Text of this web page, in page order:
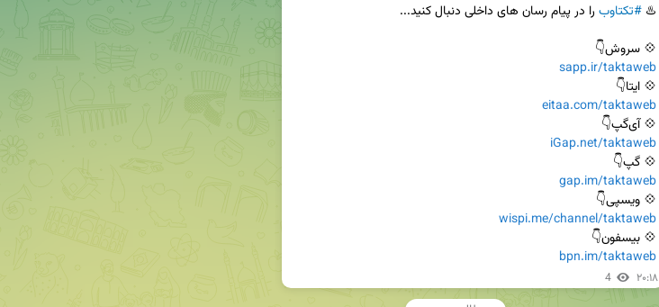
♨️ #تکتاوب
💠 سروش👇
sapp.ir/taktaweb
💠 ایتا👇
eitaa.com/taktaweb
💠 آی‌گپ👇
iGap.net/taktaweb
💠 گپ👇
gap.im/taktaweb
💠 ویسپی👇
wispi.me/channel/taktaweb
💠 بیسفون👇
bpn.im/taktaweb
4 ۲۰:۱۸